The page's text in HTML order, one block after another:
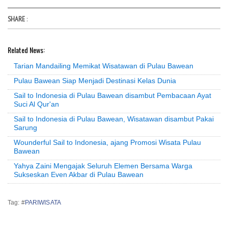
SHARE :
Related News:
Tarian Mandailing Memikat Wisatawan di Pulau Bawean
Pulau Bawean Siap Menjadi Destinasi Kelas Dunia
Sail to Indonesia di Pulau Bawean disambut Pembacaan Ayat
Suci Al Qur'an
Sail to Indonesia di Pulau Bawean, Wisatawan disambut Pakai
Sarung
Wounderful Sail to Indonesia, ajang Promosi Wisata Pulau
Bawean
Yahya Zaini Mengajak Seluruh Elemen Bersama Warga
Sukseskan Even Akbar di Pulau Bawean
Tag: #PARIWISATA